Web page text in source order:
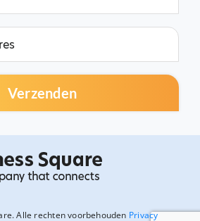
Alle rechten voorbehouden Privacy